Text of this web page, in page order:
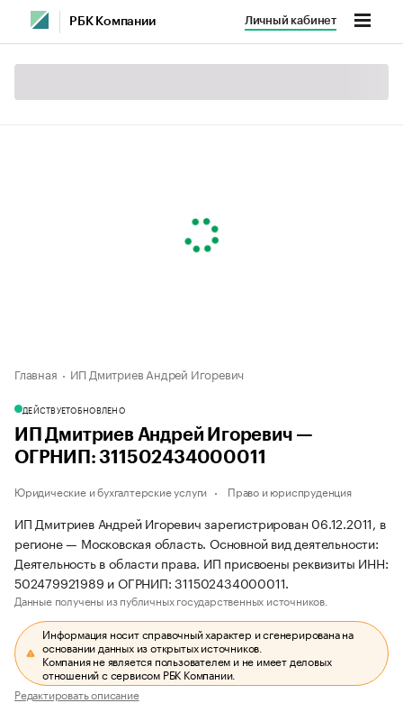
РБК Компании Личный кабинет
Главная ИП Дмитриев Андрей Игоревич
ДЕЙСТВУЕТОБНОВЛЕНО
ИП Дмитриев Андрей Игоревич —
ОГРНИП: 311502434000011
Юридические и бухгалтерские услуги Право и юриспруденция
ИП Дмитриев Андрей Игоревич зарегистрирован 06.12.2011, в
регионе — Московская область. Основной вид деятельности:
Деятельность в области права. ИП присвоены реквизиты ИНН:
502479921989 и ОГРНИП: 311502434000011.
Данные получены из публичных государственных источников.
Информация носит справочный характер и сгенерирована на
основании данных из открытых источников.
Компания не является пользователем и не имеет деловых
отношений с сервисом РБК Компании.
Редактировать описание